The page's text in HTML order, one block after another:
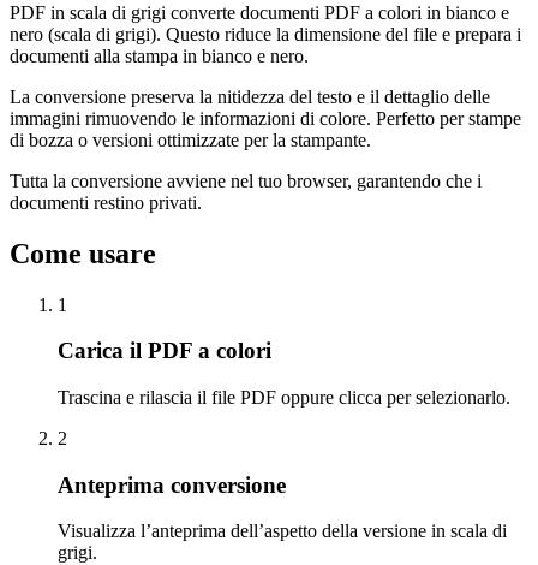
PDF in scala di grigi converte documenti PDF a colori in bianco e
nero (scala di grigi). Questo riduce la dimensione del file e prepara i
documenti alla stampa in bianco e nero.
La conversione preserva la nitidezza del testo e il dettaglio delle
immagini rimuovendo le informazioni di colore. Perfetto per stampe
di bozza o versioni ottimizzate per la stampante.
Tutta la conversione avviene nel tuo browser, garantendo che i
documenti restino privati.
Come usare
1
Carica il PDF a colori
Trascina e rilascia il file PDF oppure clicca per selezionarlo.
2
Anteprima conversione
Visualizza l’anteprima dell’aspetto della versione in scala di
grigi.